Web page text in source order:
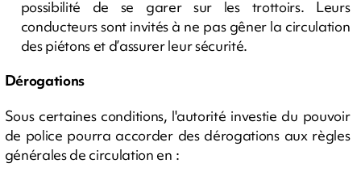
possibilité de se garer sur les trottoirs. Leurs
conducteurs sont invités à ne pas gêner la circulation
des piétons et d’assurer leur sécurité.
Dérogations
Sous certaines conditions, l'autorité investie du pouvoir
de police pourra accorder des dérogations aux règles
générales de circulation en :